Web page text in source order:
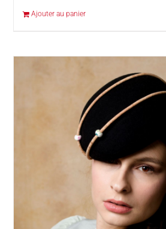
Ajouter au panier